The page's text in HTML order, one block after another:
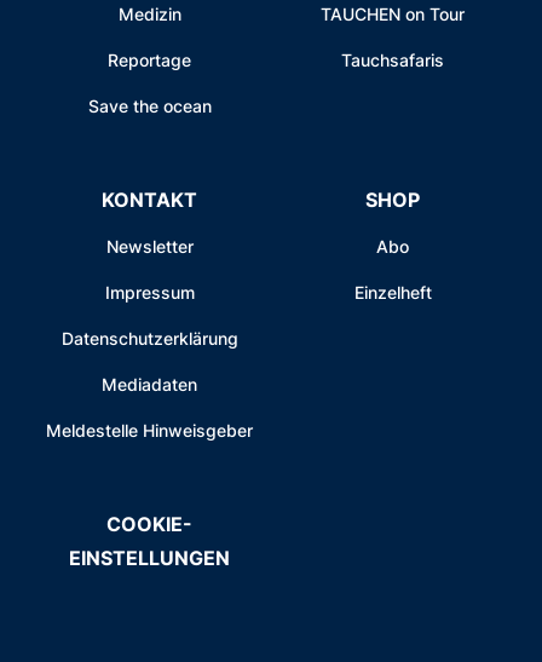
Medizin
Reportage
Save the ocean
TAUCHEN on Tour
Tauchsafaris
KONTAKT
Newsletter
Impressum
Datenschutzerklärung
Mediadaten
Meldestelle Hinweisgeber
SHOP
Abo
Einzelheft
COOKIE-
EINSTELLUNGEN